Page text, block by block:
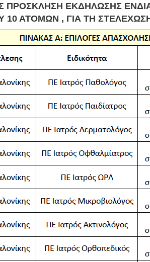
ΕΚΔΗΛΩΣΗΣ
ΑΤΟΜΩΝ , ΓΙΑ ΤΗ